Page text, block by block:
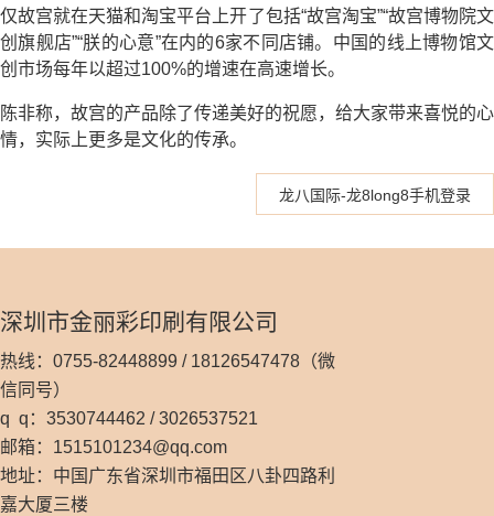
仅故宫就在天猫和淘宝平台上开了包括“故宫淘宝”“故宫博物院文
创旗舰店”“朕的心意”在内的6家不同店铺。中国的线上博物馆文
创市场每年以超过100%的增速在高速增长。
陈非称，故宫的产品除了传递美好的祝愿，给大家带来喜悦的心
情，实际上更多是文化的传承。
龙八国际-龙8long8手机登录
深圳市金丽彩印刷有限公司
热线：0755-82448899 / 18126547478（微
信同号）
q q：3530744462 / 3026537521
邮箱： 1515101234@qq.com
地址：中国广东省深圳市福田区八卦四路利
嘉大厦三楼